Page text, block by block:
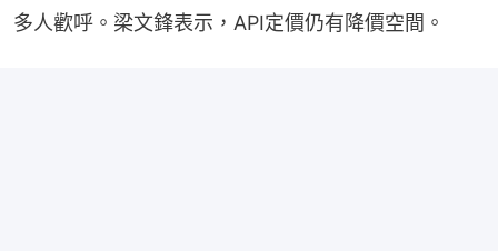
多人歡呼。梁文鋒表示，API定價仍有降價空間。